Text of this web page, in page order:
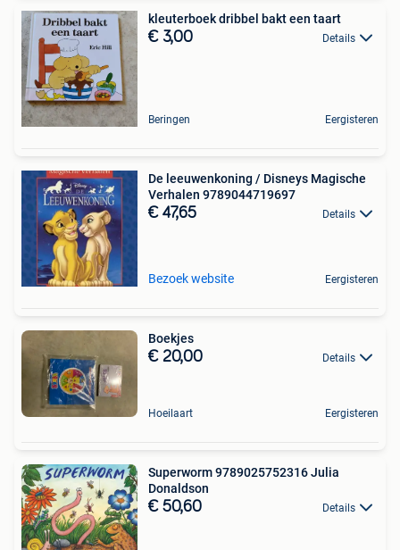
kleuterboek dribbel bakt een taart
€ 3,00 Details
Beringen Eergisteren
De leeuwenkoning / Disneys Magische
Verhalen 9789044719697
€ 47,65 Details
Bezoek website Eergisteren
Boekjes
€ 20,00 Details
Hoeilaart Eergisteren
Superworm 9789025752316 Julia
Donaldson
€ 50,60 Details